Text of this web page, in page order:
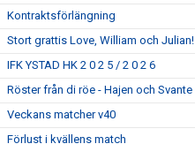
Kontraktsförlängning
Stort grattis Love, William och Julian!
IFK YSTAD HK 2 0 2 5 / 2 0 2 6
Röster från di röe - Hajen och Svante
Veckans matcher v40
Förlust i kvällens match